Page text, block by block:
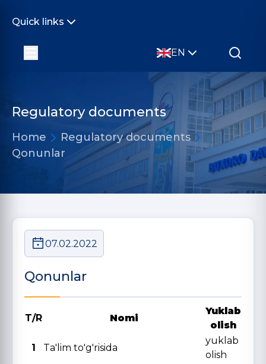
Quick links
EN
Regulatory documents
Home
Regulatory documents
Qonunlar
07.02.2022
Qonunlar
T/R Nomi
Yuklab
olish
1
Ta'lim to'g'risida
yuklab
olish